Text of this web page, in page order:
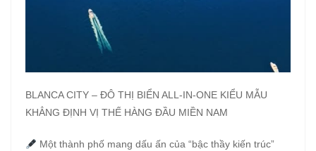
BLANCA CITY – ĐÔ THỊ BIỂN ALL-IN-ONE KIỂU MẪU
KHẲNG ĐỊNH VỊ THẾ HÀNG ĐẦU MIỀN NAM
Một thành phố mang dấu ấn của “bậc thầy kiến trúc”